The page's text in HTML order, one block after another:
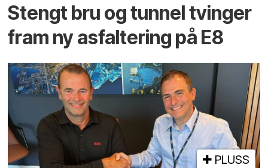
Stengt bru og tunnel tvinger
fram ny asfaltering på E8
PLUSS